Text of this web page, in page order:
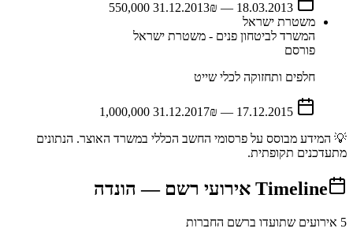
18.03.2013
—
31.12.2013₪ 550,000
משטרת ישראל
המשרד לביטחון פנים - משטרת ישראל
פורסם
חלפים ותחזוקה לכלי שייט
17.12.2015
—
31.12.2017₪ 1,000,000
💡 המידע מבוסס על פרסומי החשב הכללי במשרד האוצר. הנתונים
מתעדכנים תקופתית.
Timeline אירועי רשם — הונדה
5 אירועים שתועדו ברשם החברות